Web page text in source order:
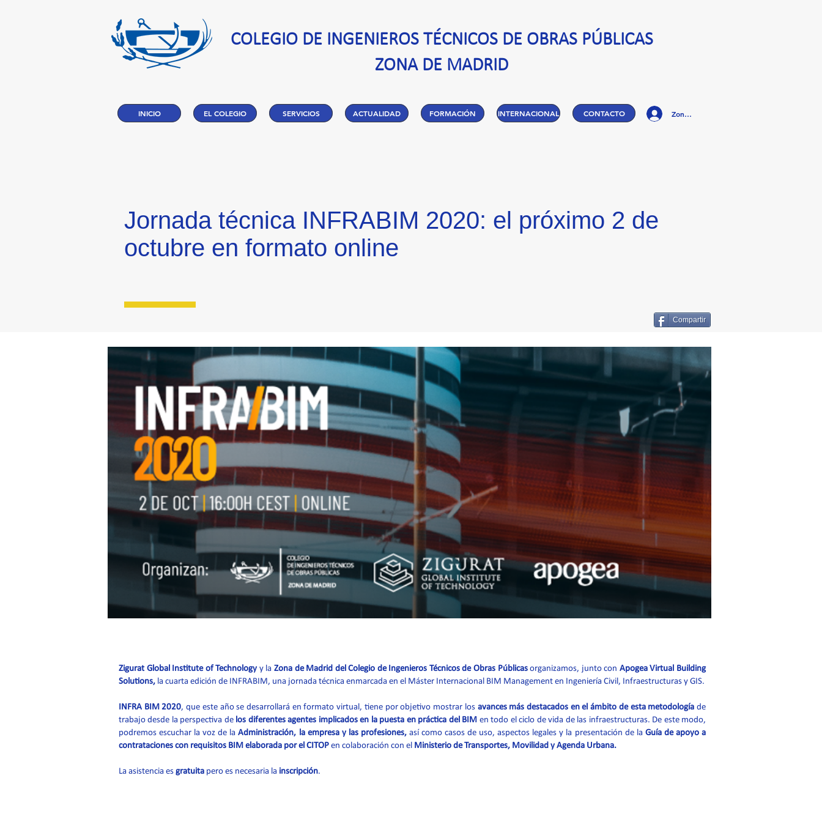
COLEGIO DE INGENIEROS TÉCNICOS DE OBRAS PÚBLICAS
ZONA DE MADRID
INICIO EL COLEGIO SERVICIOS ACTUALIDAD FORMACIÓN INTERNACIONAL CONTACTO Zona Privada
Jornada técnica INFRABIM 2020: el próximo 2 de
octubre en formato online
Compartir
Zigurat Global Institute of Technology y la Zona de Madrid del Colegio de Ingenieros Técnicos de Obras Públicasorganizamos, junto con Apogea Virtual Building
Solutions, la cuarta edición de INFRABIM, una jornada técnica enmarcada en el Máster Internacional BIM Management en Ingeniería Civil, Infraestructuras y GIS.
INFRA BIM 2020, que este año se desarrollará en formato virtual, tiene por objetivo mostrar los avances más destacados en el ámbito de esta metodologíade
trabajo desde la perspectiva delos diferentes agentes implicados en la puesta en práctica del BIM en todo el ciclo de vida de las infraestructuras. De este modo,
podremos escuchar la voz de laAdministración, la empresa y las profesiones,así como casos de uso, aspectos legales y la presentación de la Guía de apoyo a
contrataciones con requisitos BIM elaborada por el CITOP en colaboración con el Ministerio de Transportes, Movilidad y Agenda Urbana.
La asistencia es gratuita pero es necesaria la inscripción.